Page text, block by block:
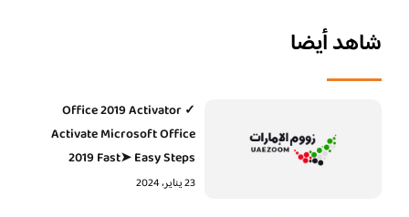
شاهد أيضا
Office 2019 Activator ✓
Activate Microsoft Office
2019 Fast➤ Easy Steps
23 يناير، 2024